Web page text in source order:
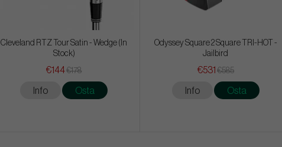
Cleveland RTZ Tour Satin - Wedge (In
Stock)
€144€178
Info Osta
Odyssey Square 2 Square TRI-HOT -
Jailbird
€531 €585
Info Osta